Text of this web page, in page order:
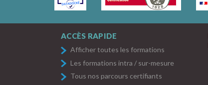
ACCÈS RAPIDE
Afficher toutes les formations
Les formations intra / sur-mesure
Tous nos parcours certifiants